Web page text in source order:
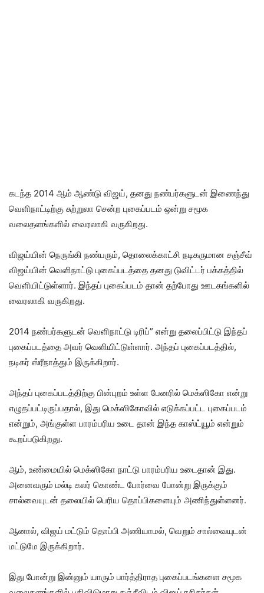
கடந்த 2014 ஆம் ஆண்டு விஜய், தனது நண்பர்களுடன் இணைந்து
வெளிநாட்டிற்கு சுற்றுலா சென்ற புகைப்படம் ஒன்று சமூக
வலைதளங்களில் வைரலாகி வருகிறது.
விஜய்யின் நெருங்கி நண்பரும், தொலைக்காட்சி நடிகருமான சஞ்சீவ்
விஜய்யின் வெளிநாட்டு புகைப்படத்தை தனது டுவிட்டர் பக்கத்தில்
வெளியிட்டுள்ளார். இந்தப் புகைப்படம் தான் தற்போது ஊடகங்களில்
வைரலாகி வருகிறது.
2014 நண்பர்களுடன் வெளிநாட்டு டிரிப்” என்று தலைப்பிட்டு இந்தப்
புகைப்படத்தை அவர் வெளியிட்டுள்ளார். அந்தப் புகைப்படத்தில்,
நடிகர் ஸ்ரீநாத்தும் இருக்கிறார்.
அந்தப் புகைப்படத்திற்கு பின்புறம் உள்ள பேனரில் மெக்ஸிகோ என்று
எழுதப்பட்டிருப்பதால், இது மெக்ஸிகோவில் எடுக்கப்பட்ட புகைப்படம்
என்றும், அங்குள்ள பாரம்பரிய உடை தான் இந்த காஸ்ட்யூம் என்றும்
கூறப்படுகிறது.
ஆம், உண்மையில் மெக்ஸிகோ நாட்டு பாரம்பரிய உடைதான் இது.
அனைவரும் மல்டி கலர் கொண்ட போர்வை போன்று இருக்கும்
சால்வையுடன் தலையில் பெரிய தொப்பிகளையும் அணிந்துள்ளனர்.
ஆனால், விஜய் மட்டும் தொப்பி அணியாமல், வெறும் சால்வையுடன்
மட்டுமே இருக்கிறார்.
இது போன்று இன்னும் யாரும் பார்த்திராத புகைப்படங்களை சமூக